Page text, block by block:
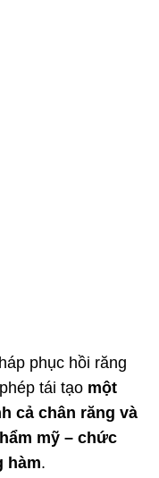
phục hồi răng
tái tạo một
cả chân răng và
mỹ – chức
hàm.